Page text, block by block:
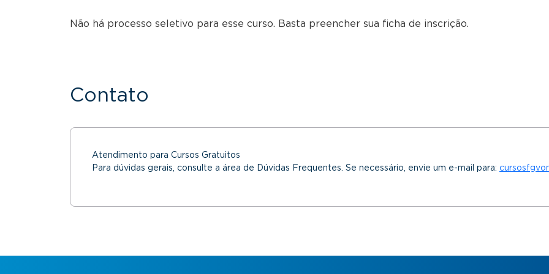
Não há processo seletivo para esse curso. Basta preencher sua ficha de inscrição.
Contato
Atendimento para Cursos Gratuitos
Para dúvidas gerais, consulte a área de Dúvidas Frequentes. Se necessário, envie um e-mail para: